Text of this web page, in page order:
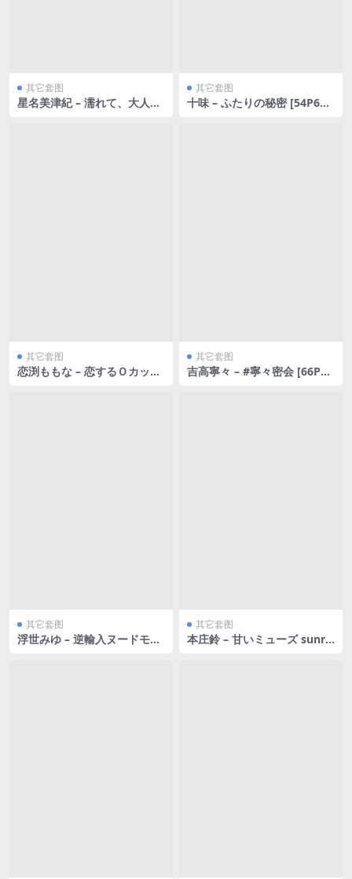
其它套图
星名美津紀 – 濡れて、大人に
其它套图
十味 – ふたりの秘密 [54P69
其它套图
恋渕ももな – 恋するＯカップ
其它套图
吉高寧々 – #寧々密会 [66P42
其它套图
浮世みゆ – 逆輸入ヌードモデ
其它套图
本庄鈴 – 甘いミューズ sunris